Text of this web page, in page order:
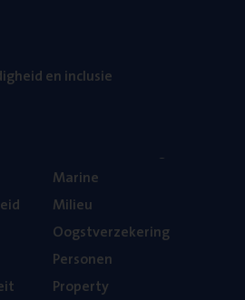
en inclusie
Mari­ne
Mili­eu
Oogst­ver­ze­ke­ring
Per­so­nen
Pro­per­ty